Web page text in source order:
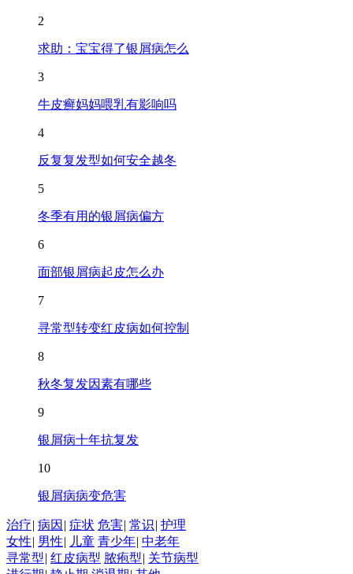
2
求助：宝宝得了银屑病怎么
3
牛皮癣妈妈喂乳有影响吗
4
反复复发型如何安全越冬
5
冬季有用的银屑病偏方
6
面部银屑病起皮怎么办
7
寻常型转变红皮病如何控制
8
秋冬复发因素有哪些
9
银屑病十年抗复发
10
银屑病病变危害
治疗| 病因 | 症状 危害| 常识| 护理
女性| 男性| 儿童 青少年| 中老年
寻常型| 红皮病型 脓疱型| 关节病型